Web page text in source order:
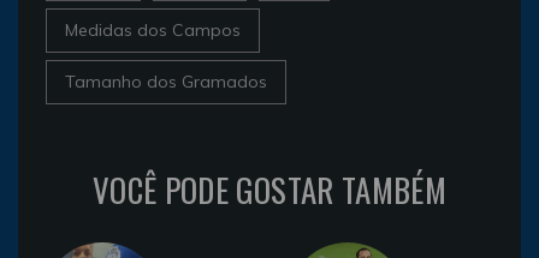
Medidas dos Campos
Tamanho dos Gramados
VOCÊ PODE GOSTAR TAMBÉM